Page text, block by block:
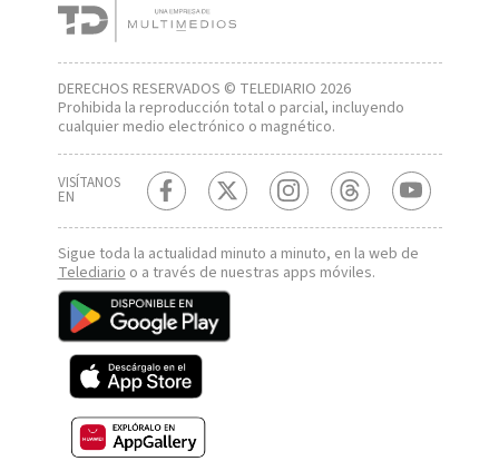
DERECHOS RESERVADOS © TELEDIARIO 2026
Prohibida la reproducción total o parcial, incluyendo
cualquier medio electrónico o magnético.
VISÍTANOS
EN
Sigue toda la actualidad minuto a minuto, en la web de
Telediario o a través de nuestras apps móviles.